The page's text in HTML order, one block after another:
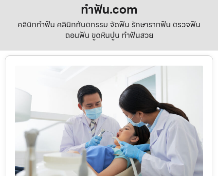
ทําฟัน.com
คลินิกทำฟัน คลินิกทันตกรรม จัดฟัน รักษารากฟัน ตรวจฟัน
ถอนฟัน ขูดหินปูน ทำฟันสวย